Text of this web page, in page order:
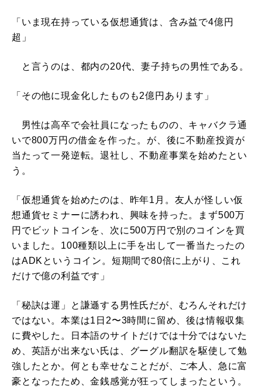
「いま現在持っている仮想通貨は、含み益で4億円
超」
と言うのは、都内の20代、妻子持ちの男性である。
「その他に現金化したものも2億円あります」
男性は高卒で会社員になったものの、キャバクラ通
いで800万円の借金を作った。が、後に不動産投資が
当たって一発逆転。退社し、不動産事業を始めたとい
う。
「仮想通貨を始めたのは、昨年1月。友人が怪しい仮
想通貨セミナーに誘われ、興味を持った。まず500万
円でビットコインを、次に500万円で別のコインを買
いました。100種類以上に手を出して一番当たったの
はADKというコイン。短期間で80倍に上がり、これ
だけで億の利益です」
「秘訣は運」と謙遜する男性氏だが、むろんそれだけ
ではない。本業は1日2〜3時間に留め、後は情報収集
に費やした。日本語のサイトだけでは十分ではないた
め、英語が出来ない氏は、グーグル翻訳を駆使して勉
強したとか。何とも幸せなことだが、ご本人、急に富
豪となったため、金銭感覚が狂ってしまったという。